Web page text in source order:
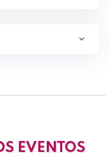
EVENTOS​